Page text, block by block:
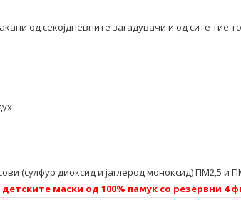
од секојдневните загадувачи и од сите тие
(сулфур диоксид и јаглерод моноксид) ПМ2,5 и
маски од 100% памук со резервни 4